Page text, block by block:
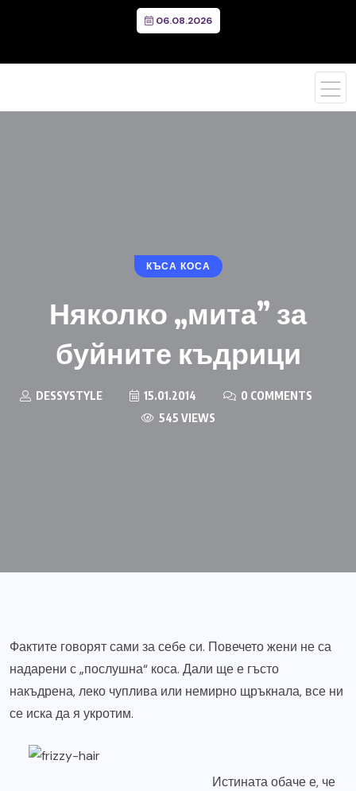
06.08.2026
КЪСА КОСА
Няколко „мита” за
буйните къдрици
DESSYSTYLE 15.01.2014
0 COMMENTS
545 VIEWS
Фактите говорят сами за себе си. Повечето жени не са
надарени с „послушна“ коса. Дали ще е гъсто
накъдрена, леко чуплива или немирно щръкнала, все ни
се иска да я укротим.
Истината обаче е, че